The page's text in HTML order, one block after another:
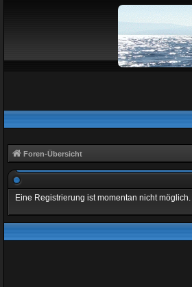
Foren-Übersicht
Eine Registrierung ist momentan nicht möglich.